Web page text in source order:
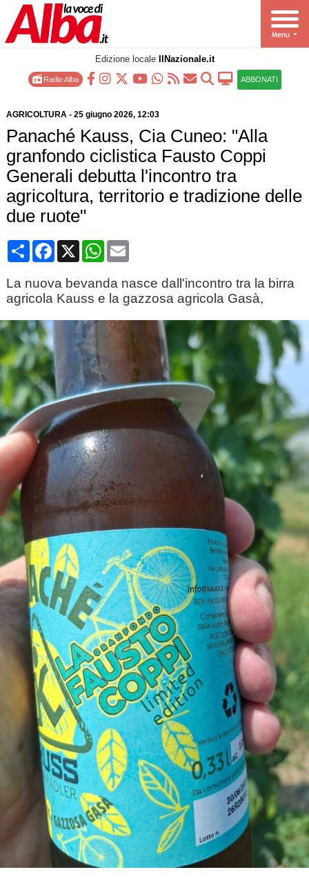
Edizione locale IlNazionale.it
Radio Alba ABBONATI
AGRICOLTURA- 25 giugno 2026, 12:03
Panaché Kauss, Cia Cuneo: "Alla
granfondo ciclistica Fausto Coppi
Generali debutta l'incontro tra
agricoltura, territorio e tradizione delle
due ruote"
CondividiFacebook
X WhatsApp
Email
La nuova bevanda nasce dall'incontro tra la birra
agricola Kauss e la gazzosa agricola Gasà,